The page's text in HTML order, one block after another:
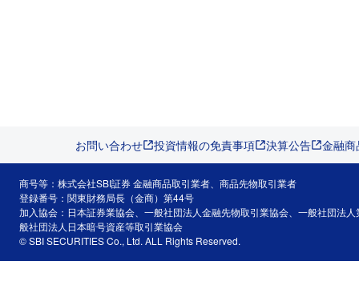
お問い合わせ 投資情報の免責事項 決算公告 金融
商号等：株式会社SBI証券 金融商品取引業者、商品先物取引業者
登録番号：関東財務局長（金商）第44号
加入協会：日本証券業協会、一般社団法人金融先物取引業協会、一般社団法
般社団法人日本暗号資産等取引業協会
© SBI SECURITIES Co., Ltd. ALL Rights Reserved.